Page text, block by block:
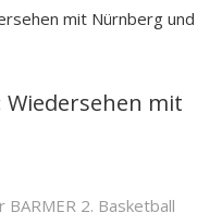
Wiedersehen mit
2. Basketball